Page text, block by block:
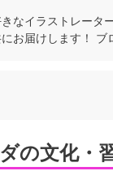
なイラストレータ
お届けします！ ブ
の文化・